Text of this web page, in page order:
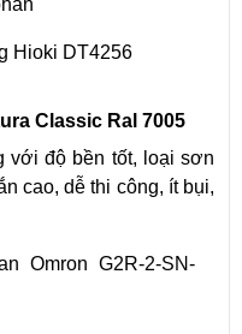
Hioki DT4256
Classic Ral 7005
với độ bền tốt, loại sơn
cao, dễ thi công, ít bụi,
Omron G2R-2-SN-